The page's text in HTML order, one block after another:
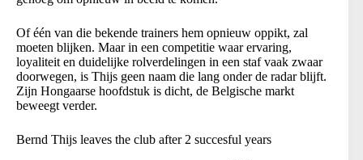
Of één van die bekende trainers hem opnieuw oppikt, zal
moeten blijken. Maar in een competitie waar ervaring,
loyaliteit en duidelijke rolverdelingen in een staf vaak zwaar
doorwegen, is Thijs geen naam die lang onder de radar blijft.
Zijn Hongaarse hoofdstuk is dicht, de Belgische markt
beweegt verder.
Bernd Thijs leaves the club after 2 succesful years